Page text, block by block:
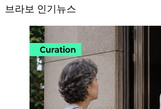
브라보 인기뉴스